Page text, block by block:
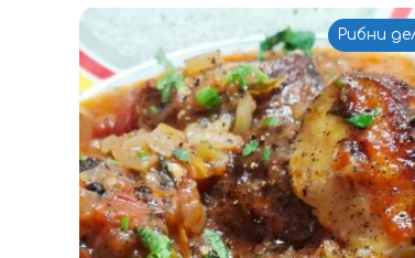
Рибни